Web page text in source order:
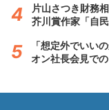
片山さつき財務
芥川賞作家「自
「想定外でいい
オン社長会見で